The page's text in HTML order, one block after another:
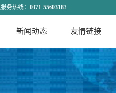
服务热线： 0371-55603183
新闻动态
公司新闻
行业动态
友情链接